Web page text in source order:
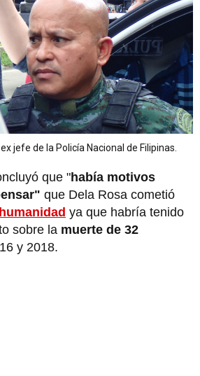
jefe de la Policía Nacional de Filipinas.
que "había motivos
que Dela Rosa cometió
ya que habría tenido
sobre la muerte de 32
y 2018.